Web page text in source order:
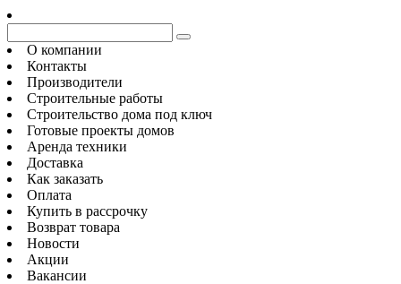
О компании
Контакты
Производители
Строительные работы
Строительство дома под ключ
Готовые проекты домов
Аренда техники
Доставка
Как заказать
Оплата
Купить в рассрочку
Возврат товара
Новости
Акции
Вакансии